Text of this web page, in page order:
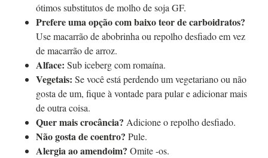
ótimos substitutos de molho de soja GF.
Prefere uma opção com baixo teor de carboidratos?
Use macarrão de abobrinha ou repolho desfiado em vez
de macarrão de arroz.
Alface: Sub iceberg com romaína.
Vegetais: Se você está perdendo um vegetariano ou não
gosta de um, fique à vontade para pular e adicionar mais
de outra coisa.
Quer mais crocância? Adicione o repolho desfiado.
Não gosta de coentro? Pule.
Alergia ao amendoim? Omite -os.